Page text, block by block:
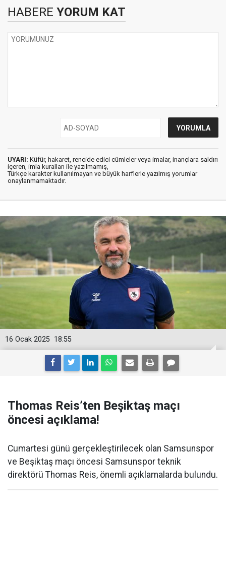
HABERE YORUM KAT
UYARI: Küfür, hakaret, rencide edici cümleler veya imalar, inançlara saldırı
içeren, imla kuralları ile yazılmamış,
Türkçe karakter kullanılmayan ve büyük harflerle yazılmış yorumlar
onaylanmamaktadır.
18:55
16 Ocak 2025
Thomas Reis’ten Beşiktaş maçı
öncesi açıklama!
Cumartesi günü gerçekleştirilecek olan Samsunspor
ve Beşiktaş maçı öncesi Samsunspor teknik
direktörü Thomas Reis, önemli açıklamalarda bulundu.